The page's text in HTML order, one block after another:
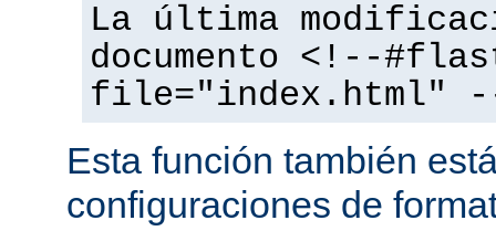
La última
documento <!--
file="index.html"
Esta función también
configuraciones de